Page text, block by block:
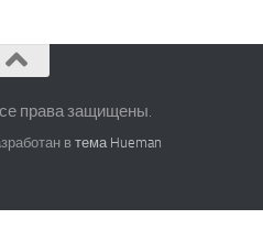
права защищены.
в тема Hueman